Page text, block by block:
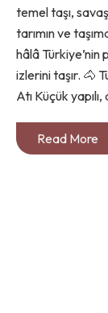
temel taşı,
tarımın ve
hâlâ Türkiye’nin
izlerini taşır. 🐴
Atı Küçük yapılı,
Read More